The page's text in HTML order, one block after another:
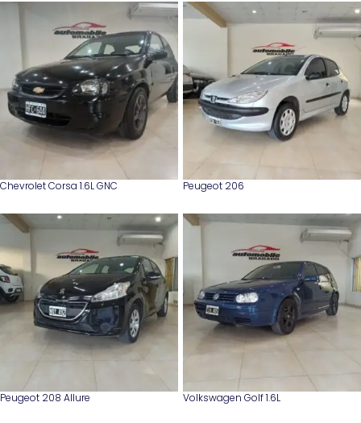
Chevrolet Corsa 1.6L GNC Peugeot 206
Peugeot 208 Allure Volkswagen Golf 1.6L